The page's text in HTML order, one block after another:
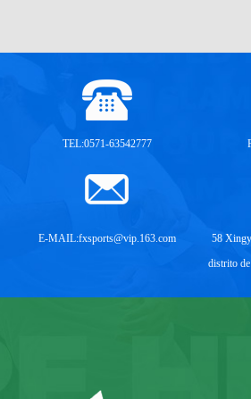
TEL:0571-63542777
E-MAIL:fxsports@vip.163.com
58
distrito